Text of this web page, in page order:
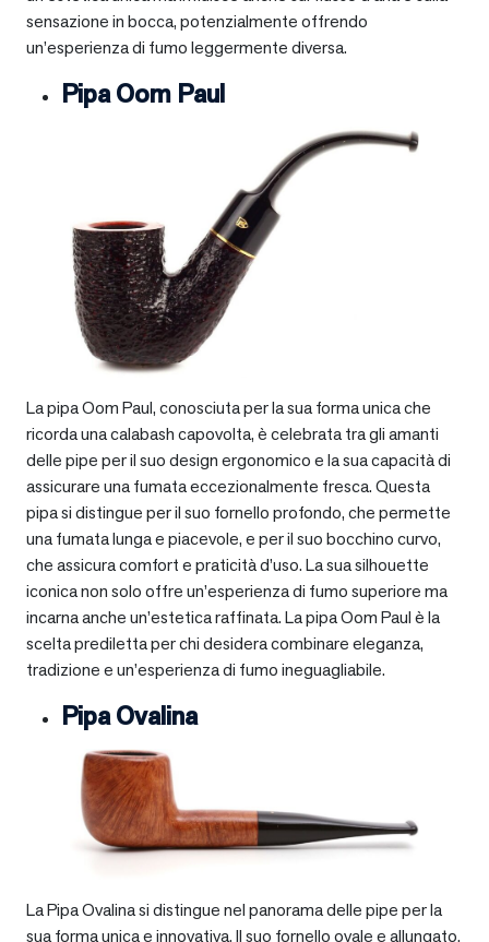
sensazione in bocca, potenzialmente offrendo
un’esperienza di fumo leggermente diversa.
Pipa Oom Paul
La pipa Oom Paul, conosciuta per la sua forma unica che
ricorda una calabash capovolta, è celebrata tra gli amanti
delle pipe per il suo design ergonomico e la sua capacità di
assicurare una fumata eccezionalmente fresca. Questa
pipa si distingue per il suo fornello profondo, che permette
una fumata lunga e piacevole, e per il suo bocchino curvo,
che assicura comfort e praticità d’uso. La sua silhouette
iconica non solo offre un’esperienza di fumo superiore ma
incarna anche un’estetica raffinata. La pipa Oom Paul è la
scelta prediletta per chi desidera combinare eleganza,
tradizione e un’esperienza di fumo ineguagliabile.
Pipa Ovalina
La Pipa Ovalina si distingue nel panorama delle pipe per la
sua forma unica e innovativa. Il suo fornello ovale e allungato,